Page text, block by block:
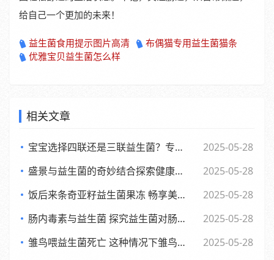
给自己一个更加的未来！
益生菌食用提示图片高清
布偶猫专用益生菌猫条
优雅宝贝益生菌怎么样
相关文章
宝宝选择四联还是三联益生菌？专家观点大，妈妈们必看
2025-05-28
盛景与益生菌的奇妙结合探索健康新生活方式
2025-05-28
饭后来条奇亚籽益生菌果冻 畅享美味与健康的小确幸
2025-05-28
肠内毒素与益生菌 探究益生菌对肠内毒素的作用及功效
2025-05-28
雏鸟喂益生菌死亡 这种情况下雏鸟还能否食用
2025-05-28